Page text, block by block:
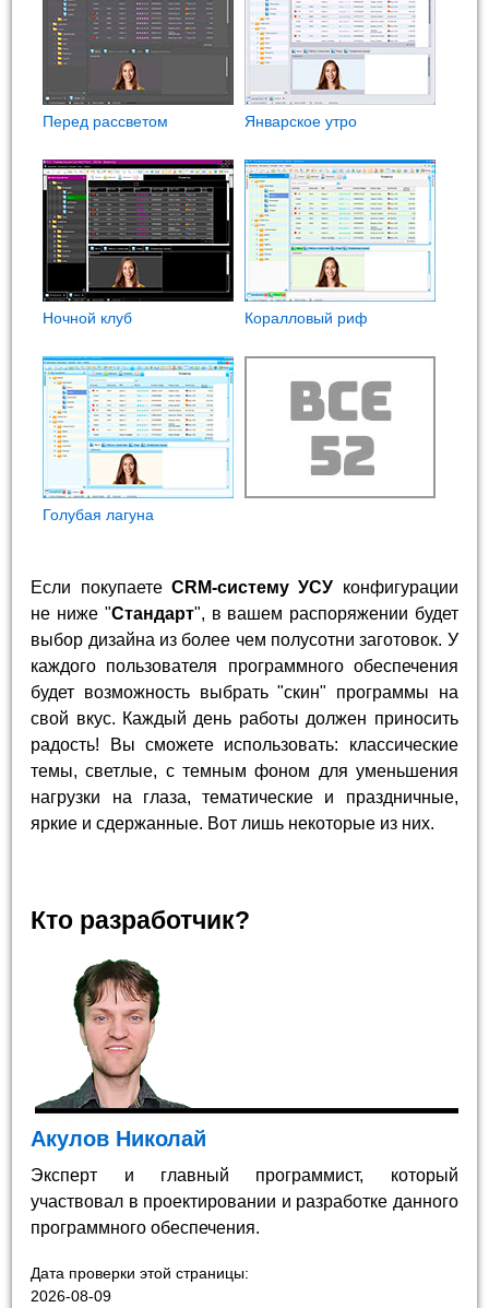
Перед рассветом Январское утро
Ночной клуб Коралловый риф
Голубая лагуна
Если покупаете CRM-систему УСУ конфигурации
не ниже "Стандарт", в вашем распоряжении будет
выбор дизайна из более чем полусотни заготовок. У
каждого пользователя программного обеспечения
будет возможность выбрать "скин" программы на
свой вкус. Каждый день работы должен приносить
радость! Вы сможете использовать: классические
темы, светлые, с темным фоном для уменьшения
нагрузки на глаза, тематические и праздничные,
яркие и сдержанные. Вот лишь некоторые из них.
Кто разработчик?
Акулов Николай
Эксперт и главный программист, который
участвовал в проектировании и разработке данного
программного обеспечения.
Дата проверки этой страницы:
2026-08-09